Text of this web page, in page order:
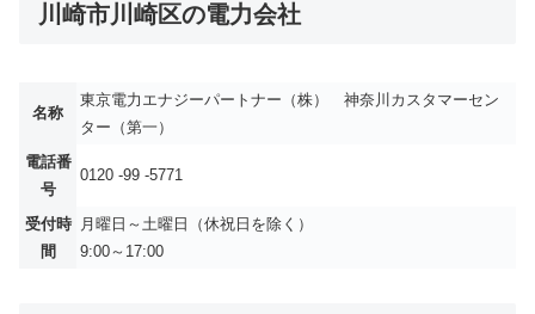
川崎市川崎区の電力会社
名称
東京電力エナジーパートナー（株） 神奈川カスタマーセン
ター（第一）
電話番
号
0120 -99 -5771
受付時
間
月曜日～土曜日（休祝日を除く）
9:00～17:00